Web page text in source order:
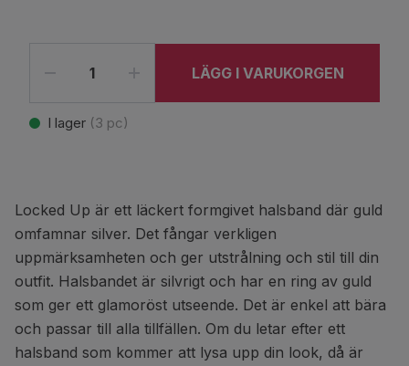
LÄGG I VARUKORGEN
I lager (3 pc)
Locked Up är ett läckert formgivet halsband där guld
omfamnar silver. Det fångar verkligen
uppmärksamheten och ger utstrålning och stil till din
outfit. Halsbandet är silvrigt och har en ring av guld
som ger ett glamoröst utseende. Det är enkel att bära
och passar till alla tillfällen. Om du letar efter ett
halsband som kommer att lysa upp din look, då är